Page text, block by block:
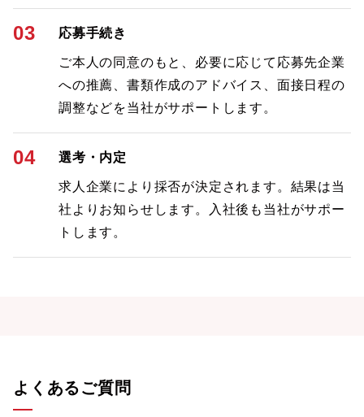
03 応募手続き
ご本人の同意のもと、必要に応じて応募先企業
への推薦、書類作成のアドバイス、面接日程の
調整などを当社がサポートします。
04 選考・内定
求人企業により採否が決定されます。結果は当
社よりお知らせします。入社後も当社がサポー
トします。
よくあるご質問